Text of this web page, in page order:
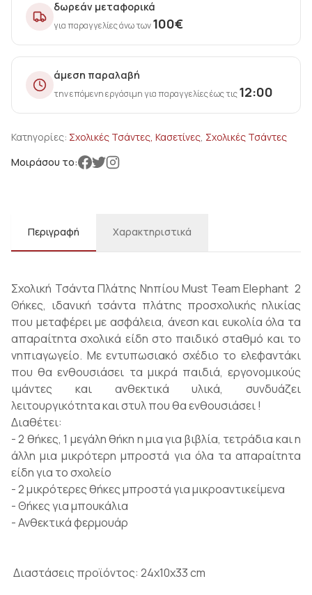
δωρεάν μεταφορικά
για παραγγελίες άνω των100€
άμεση παραλαβή
την επόμενη εργάσιμη για παραγγελίες έως τις12:00
Κατηγορίες: Σχολικές Τσάντες, Κασετίνες, Σχολικές Τσάντες
Μοιράσου το:
Περιγραφή Χαρακτηριστικά
Σχολική Τσάντα Πλάτης Νηπίου Must Team Elephant 2
Θήκες, ιδανική τσάντα πλάτης προσχολικής ηλικίας
που μεταφέρει με ασφάλεια, άνεση και ευκολία όλα τα
απαραίτητα σχολικά είδη στο παιδικό σταθμό και το
νηπιαγωγείο. Με εντυπωσιακό σχέδιο το ελεφαντάκι
που θα ενθουσιάσει τα μικρά παιδιά, εργονομικούς
ιμάντες και ανθεκτικά υλικά, συνδυάζει
λειτουργικότητα και στυλ που θα ενθουσιάσει !
Διαθέτει:
- 2 θήκες, 1 μεγάλη θήκη η μια για βιβλία, τετράδια και η
άλλη μια μικρότερη μπροστά για όλα τα απαραίτητα
είδη για το σχολείο
- 2 μικρότερες θήκες μπροστά για μικροαντικείμενα
- Θήκες για μπουκάλια
- Ανθεκτικά φερμουάρ
Διαστάσεις προϊόντος: 24x10x33 cm